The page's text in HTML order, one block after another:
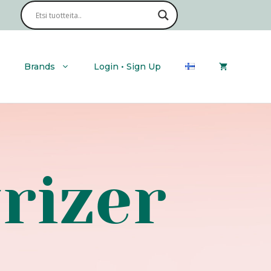
Brands Login • Sign Up